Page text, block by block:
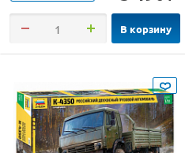
В корзину